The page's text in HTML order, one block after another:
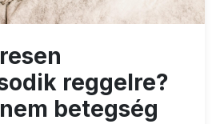
reggelre?
betegség